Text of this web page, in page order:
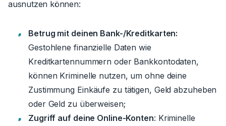
ausnutzen können:
Betrug mit deinen Bank-/Kreditkarten:
Gestohlene finanzielle Daten wie
Kreditkartennummern oder Bankkontodaten,
können Kriminelle nutzen, um ohne deine
Zustimmung Einkäufe zu tätigen, Geld abzuheben
oder Geld zu überweisen;
Zugriff auf deine Online-Konten: Kriminelle